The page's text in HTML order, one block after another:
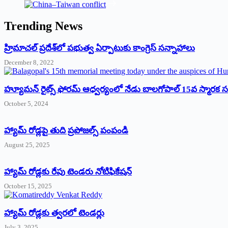
Trending News
‌హ్రిమాచల్‌ ‌ప్రదేశ్‌లో పభుత్వ ఏర్పాటుకు కాంగ్రెస్‌ ‌సన్నాహాలు
December 8, 2022
హ్యూమన్‌ రైట్స్‌ ఫోరమ్‌ ఆధ్వర్యంలో నేడు బాలగోపాల్‌ 15వ స్మారక
October 5, 2024
హ్యామ్‌ రోడ్లపై తుది ప్రపోజల్స్‌ పంపండి
August 25, 2025
హ్యామ్‌ రోడ్లకు రేపు టెండరు నోటిఫికేషన్‌
October 15, 2025
హ్యామ్‌ రోడ్లకు త్వరలో టెండర్లు